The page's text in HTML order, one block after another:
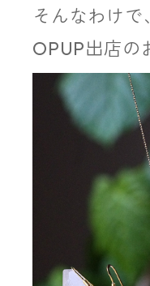
そんなわけ
OPUP出店の